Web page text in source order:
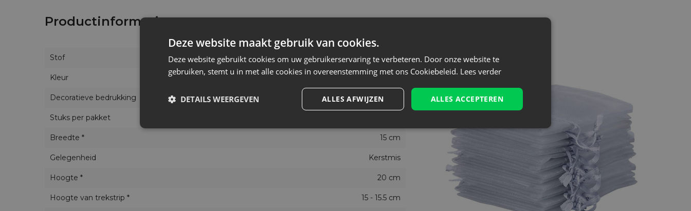
Productinformatie
Stof Organza
Kleur Zilver
Decoratieve bedrukking
Stuks per pakket
Breedte * 15 cm
Gelegenheid Kerstmis
Hoogte * 20 cm
Hoogte van trekstrip * 15 - 15.5 cm
Deze website maakt gebruik van cookies.
Deze website gebruikt cookies om uw gebruikerservaring te verbeteren. Door onze website te
gebruiken, stemt u in met alle cookies in overeenstemming met ons Cookiebeleid. Lees verder
ALLES ACCEPTEREN
ALLES AFWIJZEN
DETAILS WEERGEVEN